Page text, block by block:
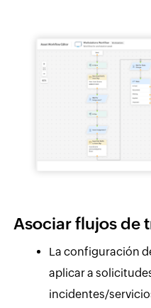
Asociar flujos de
La configuración
aplicar a
incidentes/